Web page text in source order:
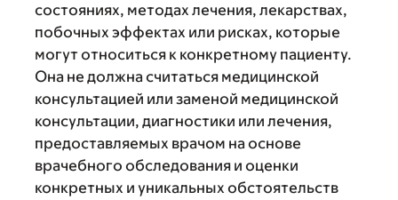
состояниях, методах лечения, лекарствах,
побочных эффектах или рисках, которые
могут относиться к конкретному пациенту.
Она не должна считаться медицинской
консультацией или заменой медицинской
консультации, диагностики или лечения,
предоставляемых врачом на основе
врачебного обследования и оценки
конкретных и уникальных обстоятельств